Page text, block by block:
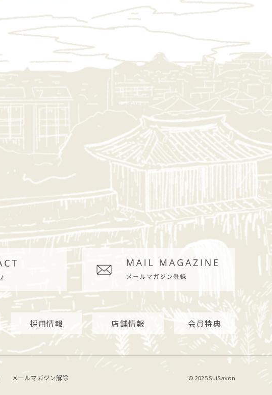
採用情報 店舗情報 会員特典
メールマガジン解除 © 2025 SuiSavon